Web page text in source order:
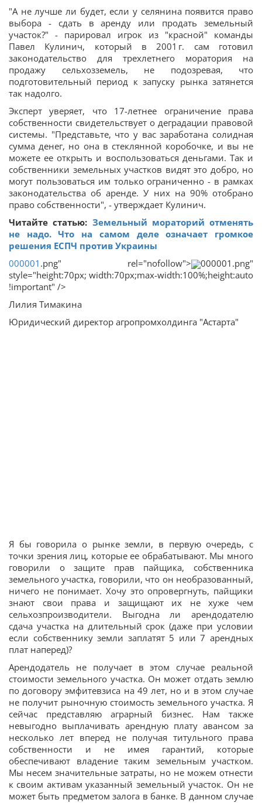
"А не лучше ли будет, если у селянина появится право
выбора - сдать в аренду или продать земельный
участок?" - парировал игрок из "красной" команды
Павел Кулинич, который в 2001 г. сам готовил
законодательство для трехлетнего моратория на
продажу сельхозземель, не подозревая, что
подготовительный период к запуску рынка затянется
так надолго.
Эксперт уверяет, что 17-летнее ограничение права
собственности свидетельствует о деградации правовой
системы. "Представьте, что у вас заработана солидная
сумма денег, но она в стеклянной коробочке, и вы не
можете ее открыть и воспользоваться деньгами. Так и
собственники земельных участков видят это добро, но
могут пользоваться им только ограниченно - в рамках
законодательства об аренде. У них на 90% отобрано
право собственности", - утверждает Кулинич.
Читайте статью: Земельный мораторий отменять
не надо. Что на самом деле означает громкое
решения ЕСПЧ против Украины
000001 .png" rel="nofollow">
000001.png"
style="height:70px; width:70px;max-width:100%;height:auto
!important" />
Лилия Тимакина
Юридический директор агропромхолдинга "Астарта"
Я бы говорила о рынке земли, в первую очередь, с
точки зрения лиц, которые ее обрабатывают. Мы много
говорили о защите прав пайщика, собственника
земельного участка, говорили, что он необразованный,
ничего не понимает. Хочу это опровергнуть, пайщики
знают свои права и защищают их не хуже чем
сельхозпроизводители. Выгодна ли арендодателю
сдача участка на длительный срок (даже при условии
если собственнику земли заплатят 5 или 7 арендных
плат наперед)?
Арендодатель не получает в этом случае реальной
стоимости земельного участка. Он может отдать землю
по договору эмфитевзиса на 49 лет, но и в этом случае
не получит рыночную стоимость земельного участка. Я
сейчас представляю аграрный бизнес. Нам также
невыгодно выплачивать арендную плату авансом за
несколько лет вперед не получая титульного права
собственности и не имея гарантий, которые
обеспечивают владение таким земельным участком.
Мы несем значительные затраты, но не можем отнести
к своим активам указанный земельный участок. Он не
может быть предметом залога в банке. В данном случае